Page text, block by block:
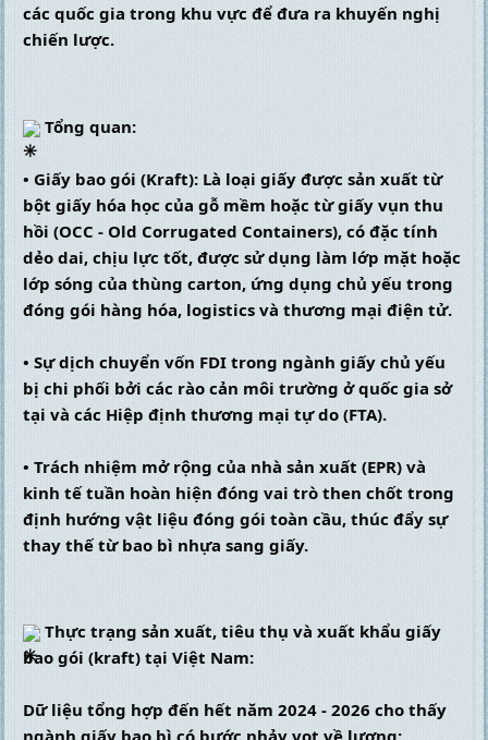
các quốc gia trong khu vực để đưa ra khuyến nghị
chiến lược.
Tổng quan:
• Giấy bao gói (Kraft): Là loại giấy được sản xuất từ
bột giấy hóa học của gỗ mềm hoặc từ giấy vụn thu
hồi (OCC - Old Corrugated Containers), có đặc tính
dẻo dai, chịu lực tốt, được sử dụng làm lớp mặt hoặc
lớp sóng của thùng carton, ứng dụng chủ yếu trong
đóng gói hàng hóa, logistics và thương mại điện tử.
• Sự dịch chuyển vốn FDI trong ngành giấy chủ yếu
bị chi phối bởi các rào cản môi trường ở quốc gia sở
tại và các Hiệp định thương mại tự do (FTA).
• Trách nhiệm mở rộng của nhà sản xuất (EPR) và
kinh tế tuần hoàn hiện đóng vai trò then chốt trong
định hướng vật liệu đóng gói toàn cầu, thúc đẩy sự
thay thế từ bao bì nhựa sang giấy.
Thực trạng sản xuất, tiêu thụ và xuất khẩu giấy
bao gói (kraft) tại Việt Nam:
Dữ liệu tổng hợp đến hết năm 2024 - 2026 cho thấy